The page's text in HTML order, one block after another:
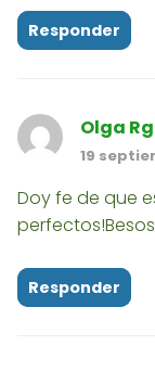
Responder
Olga
19
Doy fe de que
perfectos!Besos
Responder